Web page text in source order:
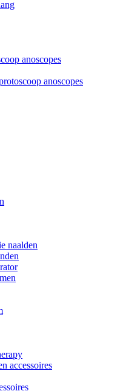
anoscopes
anoscopes
naalden
accessoires